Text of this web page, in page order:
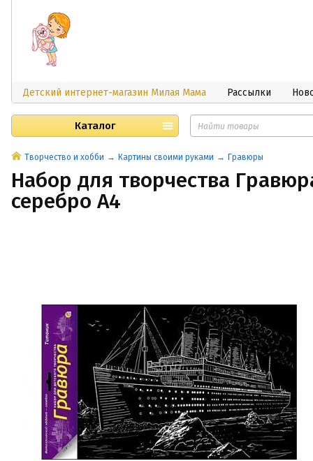
Детский интернет-магазин Милая Мама Рассылки
Каталог
Творчество и хобби Картины своими руками Гравюры
Набор для творчества
серебро А4